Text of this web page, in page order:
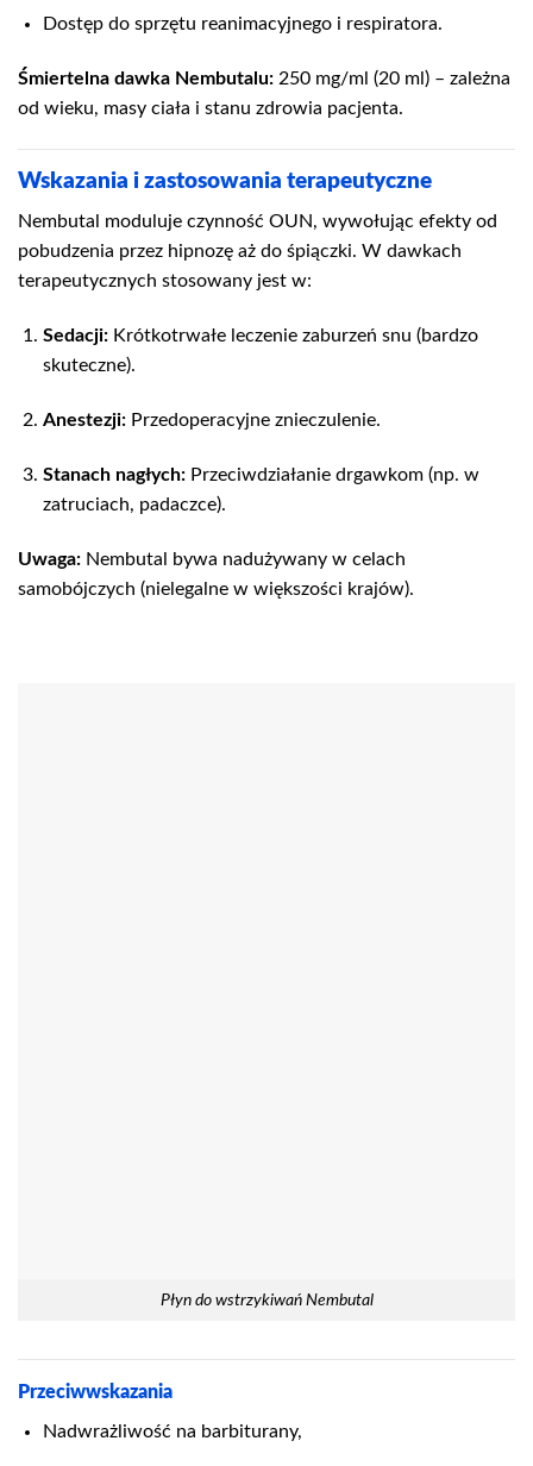
Dostęp do sprzętu reanimacyjnego i respiratora.
Śmiertelna dawka Nembutalu: 250 mg/ml (20 ml) – zależna
od wieku, masy ciała i stanu zdrowia pacjenta.
Wskazania i zastosowania terapeutyczne
Nembutal moduluje czynność OUN, wywołując efekty od
pobudzenia przez hipnozę aż do śpiączki. W dawkach
terapeutycznych stosowany jest w:
Sedacji:Krótkotrwałe leczenie zaburzeń snu (bardzo
skuteczne).
Anestezji:Przedoperacyjne znieczulenie.
Stanach nagłych:Przeciwdziałanie drgawkom (np. w
zatruciach, padaczce).
Uwaga: Nembutal bywa nadużywany w celach
samobójczych (nielegalne w większości krajów).
Płyn do wstrzykiwań Nembutal
Przeciwwskazania
Nadwrażliwość na barbiturany,